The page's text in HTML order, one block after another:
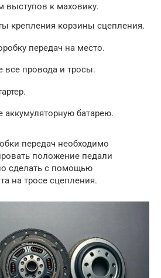
выступов к маховику.
крепления корзины сцепления.
передач на место.
все провода и тросы.
аккумуляторную батарею.
передач необходимо
положение педали
сделать с помощью
на тросе сцепления.